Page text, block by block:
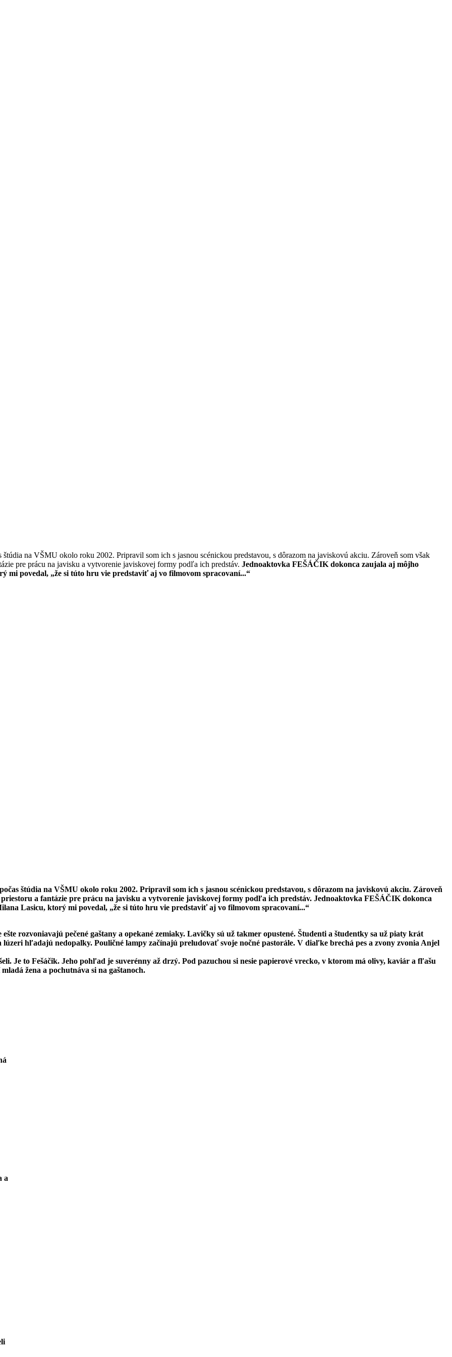
na VŠMU okolo roku 2002. Pripravil som ich s jasnou scénickou predstavou, s dôrazom na javiskovú akciu. Zároveň som však
pre prácu na javisku a vytvorenie javiskovej formy podľa ich predstáv. Jednoaktovka FEŠÁČIK dokonca zaujala aj môjho
mi povedal, „že si túto hru vie predstaviť aj vo filmovom spracovaní...“
rozvoniavajú pečené gaštany a opekané zemiaky. Lavičky sú už takmer opustené. Študenti a študentky sa už piaty krát
hľadajú nedopalky. Pouličné lampy začínajú preludovať svoje nočné pastorále. V diaľke brechá pes a zvony zvonia Anjel
Je to Fešáčik. Jeho pohľad je suverénny až drzý. Pod pazuchou si nesie papierové vrecko, v ktorom má olivy, kaviár a fľašu
žena a pochutnáva si na gaštanoch.
štúdia na VŠMU okolo roku 2002. Pripravil som ich s jasnou scénickou predstavou, s dôrazom na javiskovú akciu. Zároveň
a fantázie pre prácu na javisku a vytvorenie javiskovej formy podľa ich predstáv. Jednoaktovka FEŠÁČIK dokonca
Lasicu, ktorý mi povedal, „že si túto hru vie predstaviť aj vo filmovom spracovaní...“
rozvoniavajú pečené gaštany a opekané zemiaky. Lavičky sú už takmer opustené. Študenti a študentky sa už piaty krát
hľadajú nedopalky. Pouličné lampy začínajú preludovať svoje nočné pastorále. V diaľke brechá pes a zvony zvonia Anjel
Je to Fešáčik. Jeho pohľad je suverénny až drzý. Pod pazuchou si nesie papierové vrecko, v ktorom má olivy, kaviár a fľašu
žena a pochutnáva si na gaštanoch.
a